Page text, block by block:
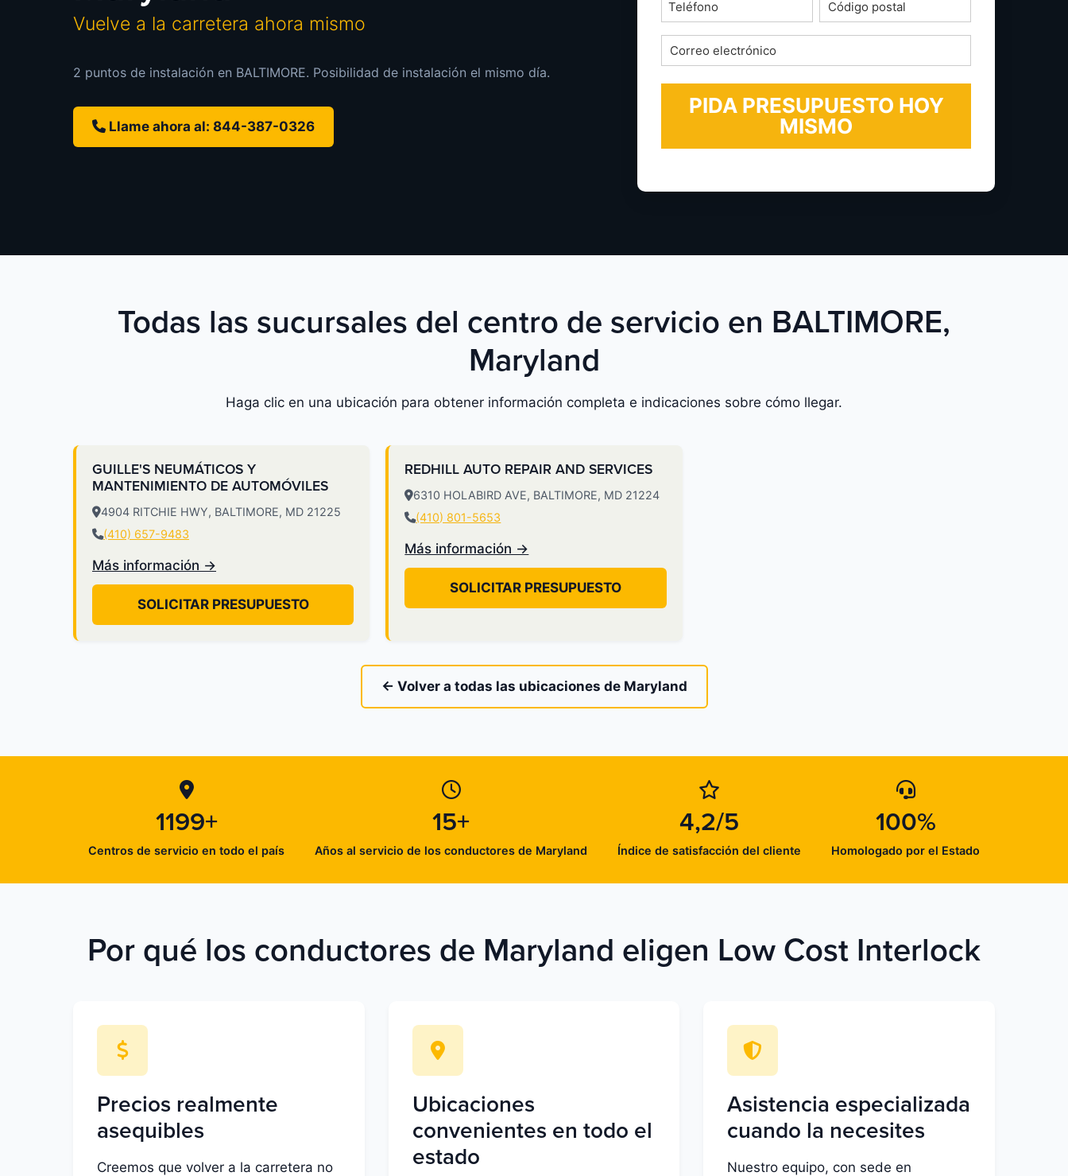
Vuelve a la carretera ahora mismo
2 puntos de instalación en BALTIMORE. Posibilidad de instalación el mismo día.
Llame ahora al: 844-387-0326
*
postal
Correo
electrónico
*
Todas las sucursales del centro de servicio en BALTIMORE,
Maryland
Haga clic en una ubicación para obtener información completa e indicaciones sobre cómo llegar.
GUILLE'S NEUMÁTICOS Y
MANTENIMIENTO DE AUTOMÓVILES
4904 RITCHIE HWY, BALTIMORE, MD 21225
(410) 657-9483
Más información →
SOLICITAR PRESUPUESTO
REDHILL AUTO REPAIR AND SERVICES
6310 HOLABIRD AVE, BALTIMORE, MD 21224
(410) 801-5653
Más información →
SOLICITAR PRESUPUESTO
← Volver a todas las ubicaciones de Maryland
1199+
Centros de servicio en todo el país
15+
Años al servicio de los conductores de Maryland
4,2/5
Índice de satisfacción del cliente
100%
Homologado por el Estado
Por qué los conductores de Maryland eligen Low Cost Interlock
Precios realmente
asequibles
Creemos que volver a la carretera no
Ubicaciones
convenientes en todo el
estado
Asistencia especializada
cuando la necesites
Nuestro equipo, con sede en